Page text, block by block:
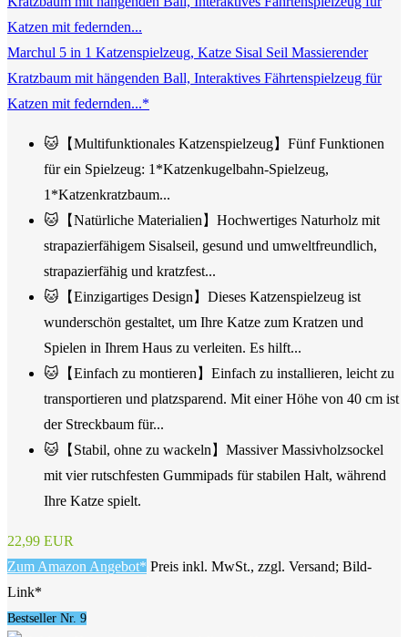
Marchul 5 in 1 Katzenspielzeug, Katze Sisal Seil Massierender
Kratzbaum mit hängenden Ball, Interaktives Fährtenspielzeug für
Katzen mit federnden...*
🐱【Multifunktionales Katzenspielzeug】Fünf Funktionen
für ein Spielzeug: 1*Katzenkugelbahn-Spielzeug,
1*Katzenkratzbaum...
🐱【Natürliche Materialien】Hochwertiges Naturholz mit
strapazierfähigem Sisalseil, gesund und umweltfreundlich,
strapazierfähig und kratzfest...
🐱【Einzigartiges Design】Dieses Katzenspielzeug ist
wunderschön gestaltet, um Ihre Katze zum Kratzen und
Spielen in Ihrem Haus zu verleiten. Es hilft...
🐱【Einfach zu montieren】Einfach zu installieren, leicht zu
transportieren und platzsparend. Mit einer Höhe von 40 cm ist
der Streckbaum für...
🐱【Stabil, ohne zu wackeln】Massiver Massivholzsockel
mit vier rutschfesten Gummipads für stabilen Halt, während
Ihre Katze spielt.
22,99 EUR
Zum Amazon Angebot* Preis inkl. MwSt., zzgl. Versand; Bild-
Link*
Bestseller Nr. 9